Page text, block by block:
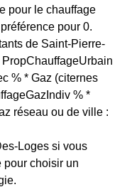
pour le chauffage
pour 0.
de Saint-Pierre-
% * Gaz (citernes
% *
réseau ou de ville :
Loges si vous
choisir un